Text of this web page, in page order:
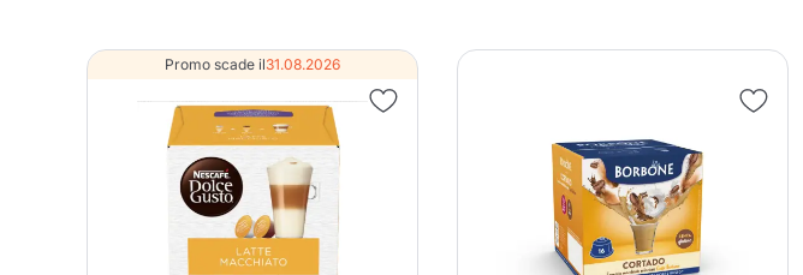
Promo scade il31.08.2026